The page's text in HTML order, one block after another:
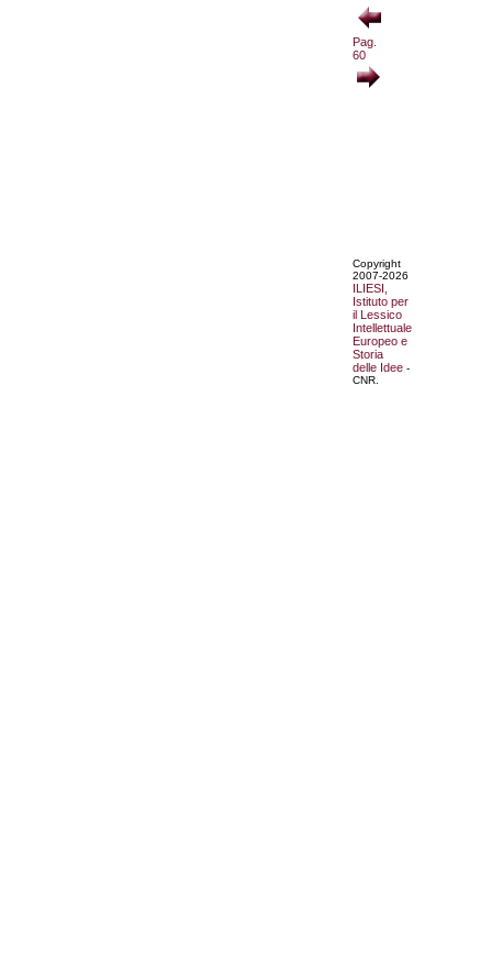
Pag.
60
Copyright
2007-2026
ILIESI,
Istituto per
il Lessico
Intellettuale
Europeo e
Storia
delle Idee -
CNR.